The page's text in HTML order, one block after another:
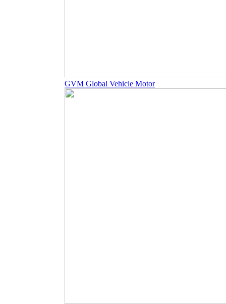
GVM Global Vehicle Motor